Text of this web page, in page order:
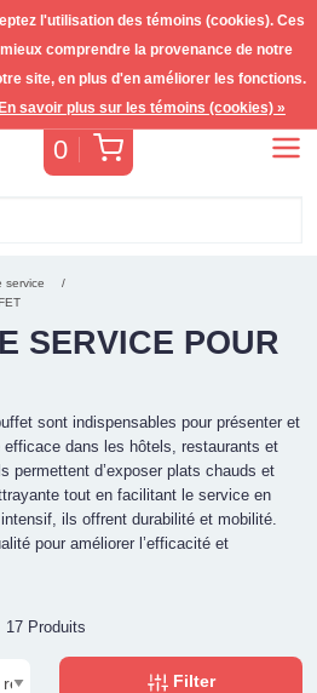
0 Panier
service
SERVICE POUR
sont indispensables pour présenter et
dans les hôtels, restaurants et
permettent d’exposer plats chauds et
tout en facilitant le service en
ils offrent durabilité et mobilité.
pour améliorer l’efficacité et
17 Produits
Filter
l'utilisation des témoins (cookies). Ces
comprendre la provenance de notre
site, en plus d'en améliorer les fonctions.
En savoir plus sur les témoins (cookies) »